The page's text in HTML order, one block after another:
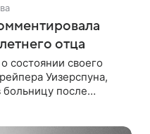
отца
состоянии своего
Уизерспуна,
больницу после